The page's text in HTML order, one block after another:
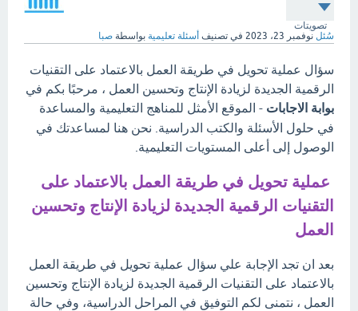
تصويتات
سُئل نوفمبر 23، 2023 في تصنيف أسئلة تعليمية بواسطة صبا
سؤال عملية تحويل في طريقة العمل بالاعتماد على التقنيات
الرقمية الجديدة لزيادة الإنتاج وتحسين العمل ، مرحبًا بكم في
بوابة الاجابات - الموقع الأمثل للمناهج التعليمية والمساعدة
في حلول الأسئلة والكتب الدراسية. نحن هنا لمساعدتك في
الوصول إلى أعلى المستويات التعليمية.
عملية تحويل في طريقة العمل بالاعتماد على
التقنيات الرقمية الجديدة لزيادة الإنتاج وتحسين
العمل
بعد ان تجد الإجابة علي سؤال عملية تحويل في طريقة العمل
بالاعتماد على التقنيات الرقمية الجديدة لزيادة الإنتاج وتحسين
العمل ، نتمنى لكم التوفيق في المراحل الدراسية، وفي حالة